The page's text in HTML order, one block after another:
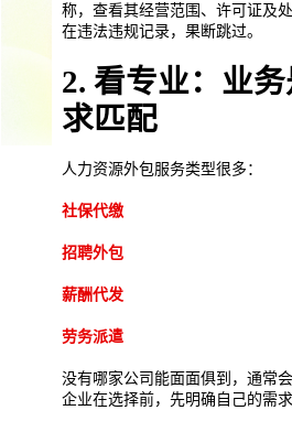
称，查看其经营范围、许可证及
在违法违规记录，果断跳过。
2. 看专业：业
求匹配
人力资源外包服务类型很多：
社保代缴
招聘外包
薪酬代发
劳务派遣
没有哪家公司能面面俱到，通常
企业在选择前，先明确自己的需求